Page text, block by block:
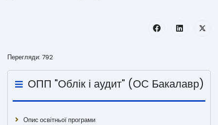
Перегляди: 792
ОПП "Облік і аудит" (ОС Бакалавр)
Опис освітньої програми